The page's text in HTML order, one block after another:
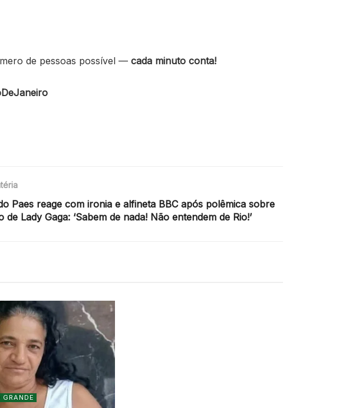
de pessoas possível — cada minuto conta!
Paes reage com ironia e alfineta BBC após polêmica sobre
de Lady Gaga: ‘Sabem de nada! Não entendem de Rio!’
GRANDE